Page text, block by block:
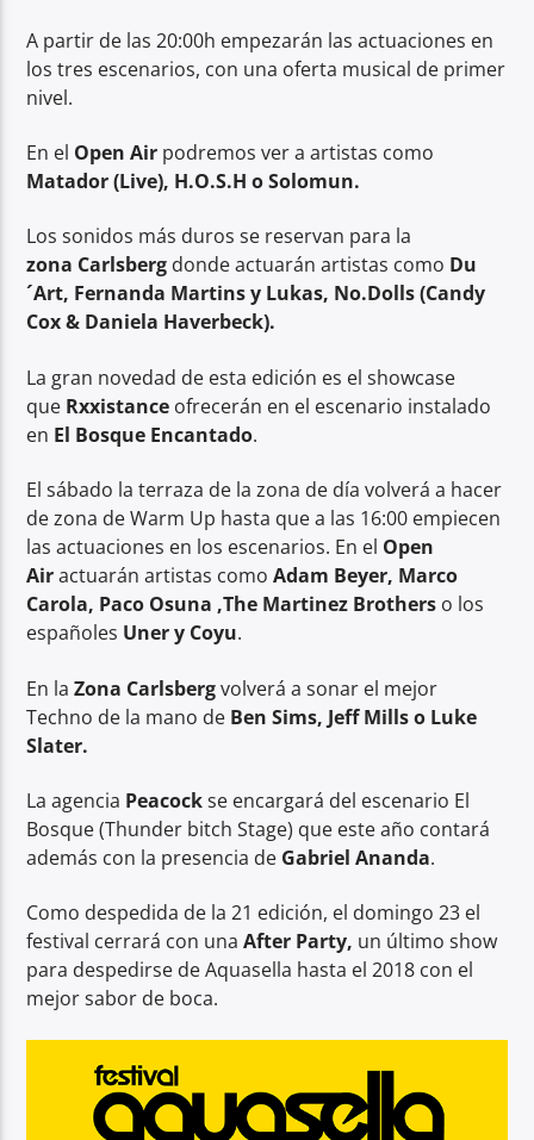
A partir de las 20:00h empezarán las actuaciones en
los tres escenarios, con una oferta musical de primer
nivel.
En el Open Air podremos ver a artistas como
Matador (Live), H.O.S.H o Solomun.
Los sonidos más duros se reservan para la
zona Carlsberg donde actuarán artistas como Du
´Art, Fernanda Martins y Lukas, No.Dolls (Candy
Cox & Daniela Haverbeck).
La gran novedad de esta edición es el showcase
que Rxxistance ofrecerán en el escenario instalado
en El Bosque Encantado.
El sábado la terraza de la zona de día volverá a hacer
de zona de Warm Up hasta que a las 16:00 empiecen
las actuaciones en los escenarios. En el Open
Airactuarán artistas comoAdam Beyer, Marco
Carola, Paco Osuna ,The Martinez Brothers o los
españoles Uner y Coyu.
En laZona Carlsbergvolverá a sonar el mejor
Techno de la mano de Ben Sims, Jeff Mills o Luke
Slater.
La agencia Peacockse encargará del escenario El
Bosque (Thunder bitch Stage) que este año contará
además con la presencia de Gabriel Ananda.
Como despedida de la 21 edición, el domingo 23 el
festival cerrará con una After Party, un último show
para despedirse de Aquasella hasta el 2018 con el
mejor sabor de boca.